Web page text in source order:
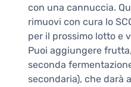
con una cannuccia.
rimuovi con cura lo
per il prossimo lotto e
Puoi aggiungere frutta,
seconda
secondaria), che darà